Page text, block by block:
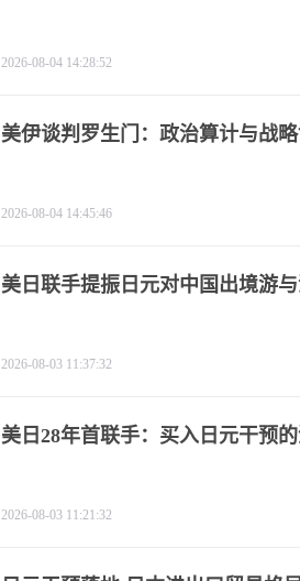
2026-08-04 14:28:52
美伊谈判罗生门：政治算计与战
2026-08-04 14:45:46
美日联手提振日元对中国出境游
2026-08-03 11:37:32
美日28年首联手：买入日元干预
2026-08-03 11:21:32